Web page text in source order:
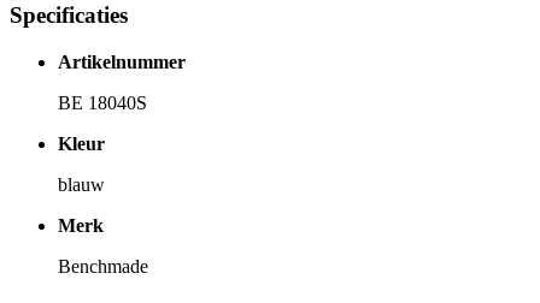
Specificaties
Artikelnummer
BE 18040S
Kleur
blauw
Merk
Benchmade